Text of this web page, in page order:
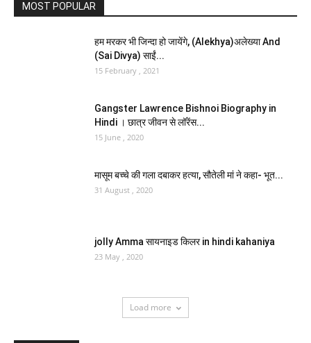
MOST POPULAR
हम मरकर भी जिन्दा हो जायेंगे, (Alekhya)अलेख्या And
(Sai Divya) साईं...
15 February , 2021
Gangster Lawrence Bishnoi Biography in
Hindi । छात्र जीवन से लॉरेंस...
15 June , 2020
मासूम बच्चे की गला दबाकर हत्या, सौतेली मां ने कहा- भूत...
31 August , 2020
jolly Amma सायनाइड किलर in hindi kahaniya
23 May , 2020
Load more